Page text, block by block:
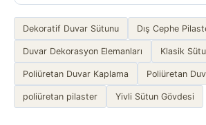
Dekoratif Duvar Sütunu Dış Cephe
Duvar Dekorasyon Elemanları Klasik
Poliüretan Duvar Kaplama Poliüretan
poliüretan pilaster Yivli Sütun Gövdesi